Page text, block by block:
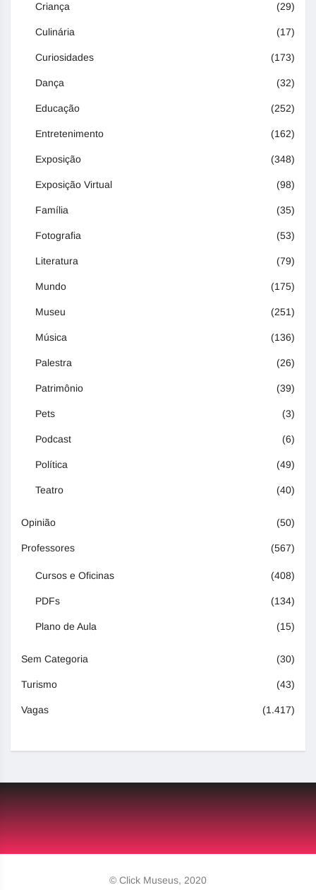
Criança (29)
Culinária (17)
Curiosidades (173)
Dança (32)
Educação (252)
Entretenimento (162)
Exposição (348)
Exposição Virtual (98)
Família (35)
Fotografia (53)
Literatura (79)
Mundo (175)
Museu (251)
Música (136)
Palestra (26)
Patrimônio (39)
Pets (3)
Podcast (6)
Política (49)
Teatro (40)
Opinião (50)
Professores (567)
Cursos e Oficinas (408)
PDFs (134)
Plano de Aula (15)
Sem Categoria (30)
Turismo (43)
Vagas (1.417)
© Click Museus, 2020